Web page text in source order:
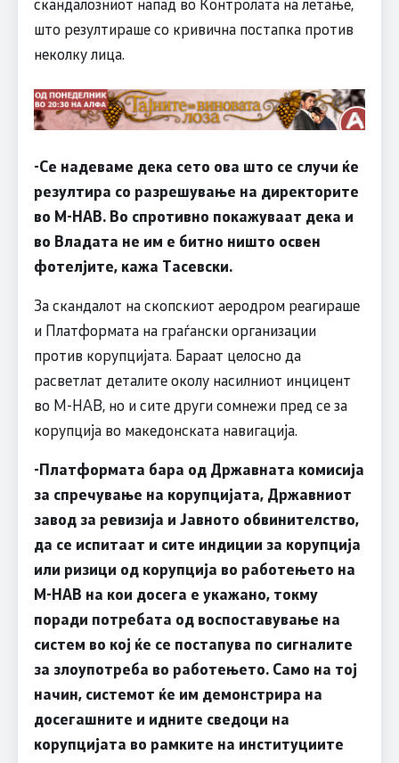
што резултираше со кривична постапка против
неколку лица.
-Се надеваме дека сето ова што се случи ќе
резултира со разрешување на директорите
во М-НАВ. Во спротивно покажуваат дека и
во Владата не им е битно ништо освен
фотелјите, кажа Тасевски.
За скандалот на скопскиот аеродром реагираше
и Платформата на граѓански организации
против корупцијата. Бараат целосно да
расветлат деталите околу насилниот инцицент
во М-НАВ, но и сите други сомнежи пред се за
корупција во македонската навигација.
-Платформата бара од Државната комисија
за спречување на корупцијата, Државниот
завод за ревизија и Јавното обвинителство,
да се испитаат и сите индиции за корупција
или ризици од корупција во работењето на
М-НАВ на кои досега е укажано, токму
поради потребата од воспоставување на
систем во кој ќе се постапува по сигналите
за злоупотреба во работењето. Само на тој
начин, системот ќе им демонстрира на
досегашните и идните сведоци на
корупцијата во рамките на институциите